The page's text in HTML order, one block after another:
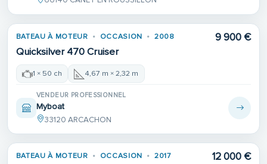
BATEAU À MOTEUR OCCASION 2008
Quicksilver 470 Cruiser
9 900 €
1 × 50 ch 4,67 m × 2,32 m
VENDEUR PROFESSIONNEL
Myboat
33120 ARCACHON
BATEAU À MOTEUR OCCASION 2017 12 000 €